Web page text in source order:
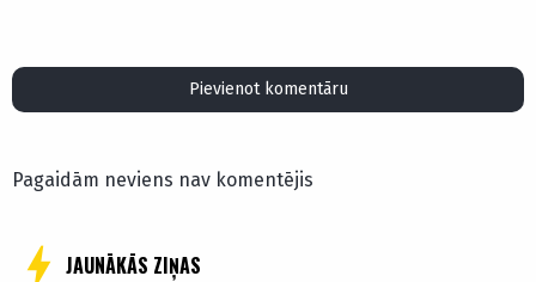
Pievienot komentāru
Pagaidām neviens nav komentējis
JAUNĀKĀS ZIŅAS